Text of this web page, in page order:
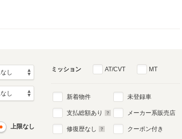
上限なし
ミッション AT/CVT MT
新着物件
支払総額あり
修復歴なし
未登録車
メーカー系販売店
クーポン付き